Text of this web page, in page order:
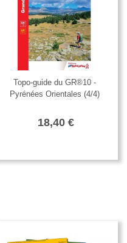
Topo-guide du GR®10 -
Pyrénées Orientales (4/4)
18,40 €